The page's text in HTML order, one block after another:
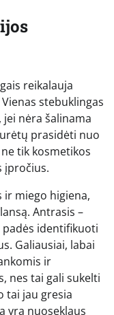
reikalauja
stebuklingas
nėra šalinama
prasidėti nuo
tik kosmetikos
įpročius.
ir miego higiena,
Antrasis –
identifikuoti
Galiausiai, labai
ir
nes tai gali sukelti
tai jau gresia
yra nuoseklaus